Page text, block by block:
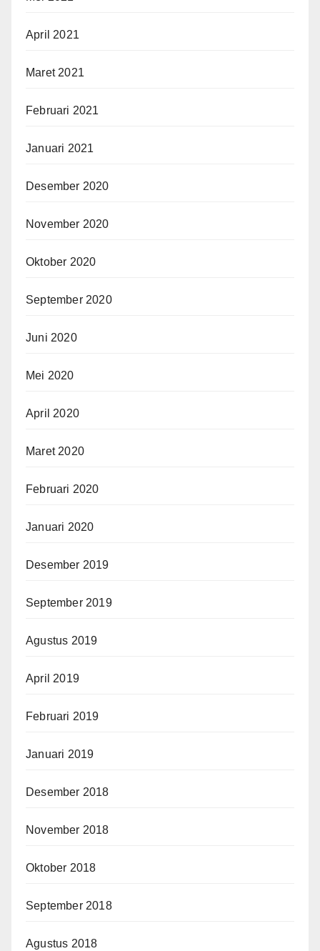
April 2021
Maret 2021
Februari 2021
Januari 2021
Desember 2020
November 2020
Oktober 2020
September 2020
Juni 2020
Mei 2020
April 2020
Maret 2020
Februari 2020
Januari 2020
Desember 2019
September 2019
Agustus 2019
April 2019
Februari 2019
Januari 2019
Desember 2018
November 2018
Oktober 2018
September 2018
Agustus 2018